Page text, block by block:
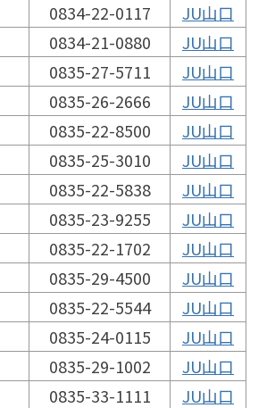
0834-22-0117
JU山口
0834-21-0880
JU山口
0835-27-5711
JU山口
0835-26-2666
JU山口
0835-22-8500
JU山口
0835-25-3010
JU山口
0835-22-5838
JU山口
0835-23-9255
JU山口
0835-22-1702
JU山口
0835-29-4500
JU山口
0835-22-5544
JU山口
0835-24-0115
JU山口
0835-29-1002
JU山口
0835-33-1111
JU山口